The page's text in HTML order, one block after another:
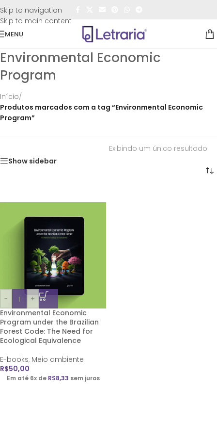
Skip to navigation
Skip to main content
FRETE GRÁTIS
MENU
Environmental Economic
Program
Início/
Produtos marcados com a tag “Environmental Economic
Program”
Show sidebar
Exibindo um único resultado
-
+
Environmental Economic
Program under the Brazilian
Forest Code: The Need for
Ecological Equivalence
E-books, Meio ambiente
R$50,00
Em até 6x de R$8,33 sem juros